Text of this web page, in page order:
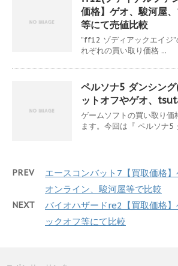
価格】ゲオ、駿河屋
等にて売値比較
”ff12 ゾディアックエイジ
れぞれの買い取り価格 ...
ペルソナ5 ダンシン
ットオフやゲオ、
ゲームソフトの買い取り価
ます。今回は『 ペルソナ5
PREV
エースコンバット7【買取価格
オンライン、駿河屋等で比較
NEXT
バイオハザードre2【買取価格
ックオフ等にて比較